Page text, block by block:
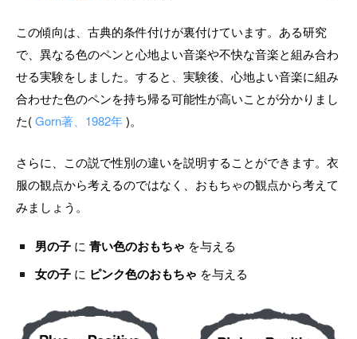
この傾向は、古典的条件付けが裏付けています。ある研究
で、異なる色のペンと心地よい音楽や不快な音楽と組み合わ
せる実験をしました。すると、実験後、心地よい音楽に組み
合わせた色のペンを持ち帰る可能性が高いことが分かりまし
た(Gorn著、1982年)。
さらに、この説で性別の違いを説明することができます。衣
服の観点から考えるのではなく、おもちゃの観点から考えて
みましょう。
男の子 に 青い色のおもちゃ を与える
女の子 に ピンク色のおもちゃ を与える